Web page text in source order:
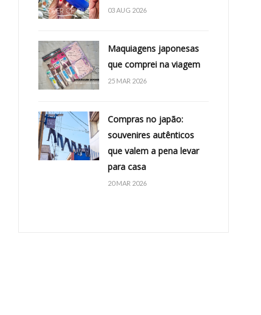
03 AUG 2026
Maquiagens japonesas
que comprei na viagem
25 MAR 2026
Compras no japão:
souvenires autênticos
que valem a pena levar
para casa
20 MAR 2026